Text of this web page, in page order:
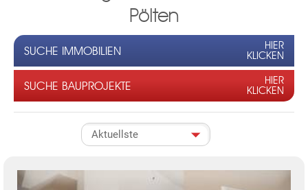
Pölten
SUCHE IMMOBILIEN
HIER
KLICKEN
SUCHE BAUPROJEKTE
HIER
KLICKEN